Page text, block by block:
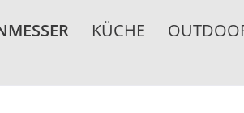
KÜCHE